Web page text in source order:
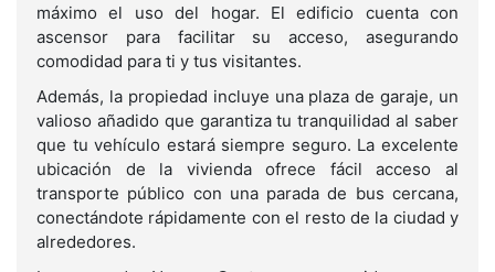
máximo el uso del hogar. El edificio cuenta con
ascensor para facilitar su acceso, asegurando
comodidad para ti y tus visitantes.
Además, la propiedad incluye una plaza de garaje, un
valioso añadido que garantiza tu tranquilidad al saber
que tu vehículo estará siempre seguro. La excelente
ubicación de la vivienda ofrece fácil acceso al
transporte público con una parada de bus cercana,
conectándote rápidamente con el resto de la ciudad y
alrededores.